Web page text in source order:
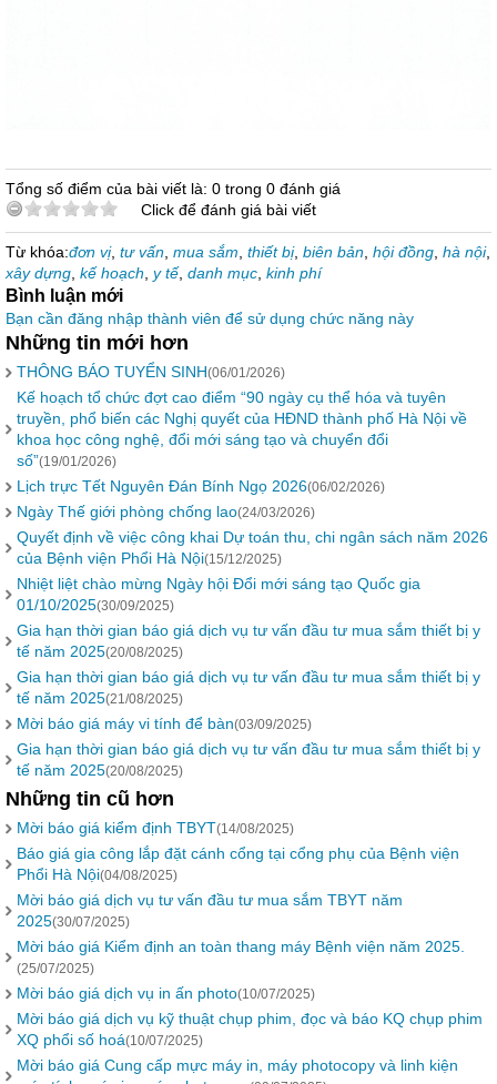
Tổng số điểm của bài viết là: 0 trong 0 đánh giá
Click để đánh giá bài viết
Từ khóa:đơn vị, tư vấn mua sắm thiết bị, biên bản hội đồng hà nội,
xây dựng kế hoạch y tế, danh mục kinh phí
Bình luận mới
Bạn cần đăng nhập thành viên để sử dụng chức năng này
Những tin mới hơn
THÔNG BÁO TUYỂN SINH(06/01/2026)
Kế hoạch tổ chức đợt cao điểm “90 ngày cụ thể hóa và tuyên
truyền, phổ biến các Nghị quyết của HĐND thành phố Hà Nội về
khoa học công nghệ, đổi mới sáng tạo và chuyển đổi
số”(19/01/2026)
Lịch trực Tết Nguyên Đán Bính Ngọ 2026(06/02/2026)
Ngày Thế giới phòng chống lao(24/03/2026)
Quyết định về việc công khai Dự toán thu, chi ngân sách năm 2026
của Bệnh viện Phổi Hà Nội(15/12/2025)
Nhiệt liệt chào mừng Ngày hội Đổi mới sáng tạo Quốc gia
01/10/2025(30/09/2025)
Gia hạn thời gian báo giá dịch vụ tư vấn đầu tư mua sắm thiết bị y
tế năm 2025(20/08/2025)
Gia hạn thời gian báo giá dịch vụ tư vấn đầu tư mua sắm thiết bị y
tế năm 2025(21/08/2025)
Mời báo giá máy vi tính để bàn(03/09/2025)
Gia hạn thời gian báo giá dịch vụ tư vấn đầu tư mua sắm thiết bị y
tế năm 2025(20/08/2025)
Những tin cũ hơn
Mời báo giá kiểm định TBYT(14/08/2025)
Báo giá gia công lắp đặt cánh cổng tại cổng phụ của Bệnh viện
Phổi Hà Nội(04/08/2025)
Mời báo giá dịch vụ tư vấn đầu tư mua sắm TBYT năm
2025(30/07/2025)
Mời báo giá Kiểm định an toàn thang máy Bệnh viện năm 2025.
(25/07/2025)
Mời báo giá dịch vụ in ấn photo(10/07/2025)
Mời báo giá dịch vụ kỹ thuật chụp phim, đọc và báo KQ chụp phim
XQ phổi số hoá(10/07/2025)
Mời báo giá Cung cấp mực máy in, máy photocopy và linh kiện